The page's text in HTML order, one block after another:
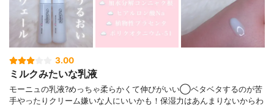
3.00
ミルクみたいな乳液
モーニュの乳液?めっちゃ柔らかくて伸びがいい◯ベタベタするのが苦
手やったりクリーム嫌いな人にいいかも！保湿力はあんまりないからわ